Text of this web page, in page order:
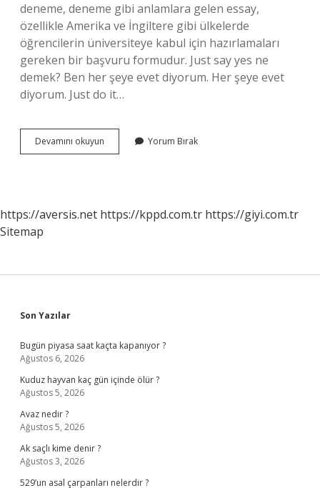
deneme, deneme gibi anlamlara gelen essay,
özellikle Amerika ve İngiltere gibi ülkelerde
öğrencilerin üniversiteye kabul için hazırlamaları
gereken bir başvuru formudur. Just say yes ne
demek? Ben her şeye evet diyorum. Her şeye evet
diyorum. Just do it…
Devamını okuyun
Write
Yorum Bırak
https://aversis.net https://kppd.com.tr https://giyi.com.tr
Sitemap
Sidebar
Son Yazılar
Bugün piyasa saat kaçta kapanıyor ?
Ağustos 6, 2026
Kuduz hayvan kaç gün içinde ölür ?
Ağustos 5, 2026
Avaz nedir ?
Ağustos 5, 2026
Ak saçlı kime denir ?
Ağustos 3, 2026
529’un asal çarpanları nelerdir ?